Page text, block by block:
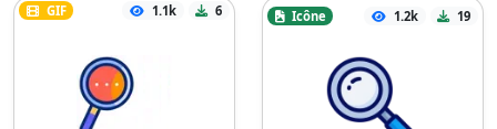
GIF 1.1k 6 Icône 1.2k 19